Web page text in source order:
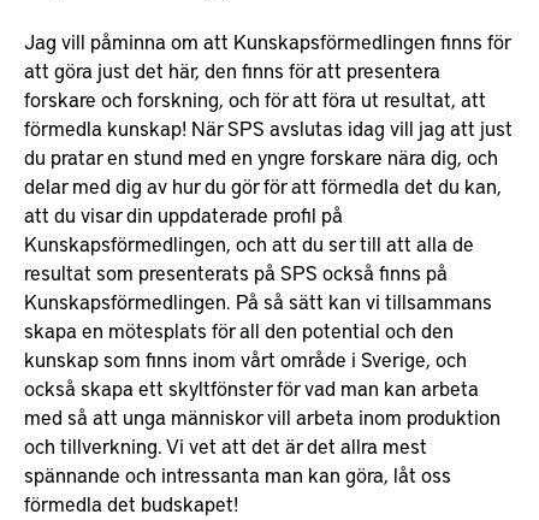
Jag vill påminna om att Kunskapsförmedlingen finns för
att göra just det här, den finns för att presentera
forskare och forskning, och för att föra ut resultat, att
förmedla kunskap! När SPS avslutas idag vill jag att just
du pratar en stund med en yngre forskare nära dig, och
delar med dig av hur du gör för att förmedla det du kan,
att du visar din uppdaterade profil på
Kunskapsförmedlingen, och att du ser till att alla de
resultat som presenterats på SPS också finns på
Kunskapsförmedlingen. På så sätt kan vi tillsammans
skapa en mötesplats för all den potential och den
kunskap som finns inom vårt område i Sverige, och
också skapa ett skyltfönster för vad man kan arbeta
med så att unga människor vill arbeta inom produktion
och tillverkning. Vi vet att det är det allra mest
spännande och intressanta man kan göra, låt oss
förmedla det budskapet!